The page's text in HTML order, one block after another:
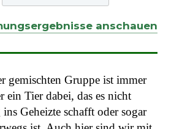
anschauen
gemischten Gruppe ist immer
ein Tier dabei, das es nicht
Geheizte schafft oder sogar